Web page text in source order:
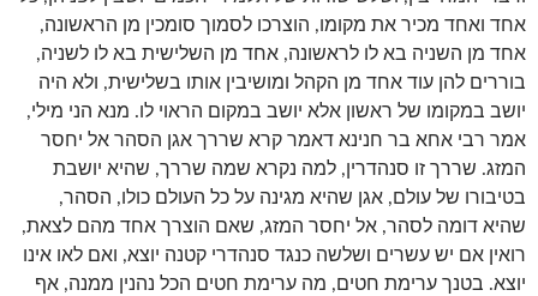
אחד ואחד מכיר את מקומו, הוצרכו לסמוך סומכין מן הראשונה,
אחד מן השניה בא לו לראשונה, אחד מן השלישית בא לו לשניה,
בוררים להן עוד אחד מן הקהל ומושיבין אותו בשלישית, ולא היה
יושב במקומו של ראשון אלא יושב במקום הראוי לו. מנא הני מילי,
אמר רבי אחא בר חנינא דאמר קרא שררך אגן הסהר אל יחסר
המזג. שררך זו סנהדרין, למה נקרא שמה שררך, שהיא יושבת
בטיבורו של עולם, אגן שהיא מגינה על כל העולם כולו, הסהר,
שהיא דומה לסהר, אל יחסר המזג, שאם הוצרך אחד מהם לצאת,
רואין אם יש עשרים ושלשה כנגד סנהדרי קטנה יוצא, ואם לאו אינו
יוצא. בטנך ערימת חטים, מה ערימת חטים הכל נהנין ממנה, אף